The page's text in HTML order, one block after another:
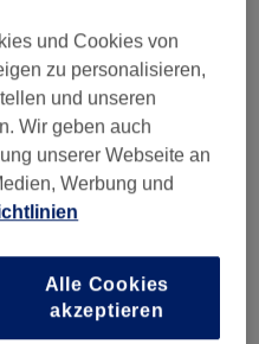
ab 10 €
ab 15 €
) ab 5 €
und Cookies von
zu personalisieren,
und unseren
Wir geben auch
unserer Webseite an
Werbung und
Alle Cookies
akzeptieren